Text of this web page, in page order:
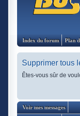
Index du forum Plan
Supprimer tous
Êtes-vous sûr de
Voir mes messages